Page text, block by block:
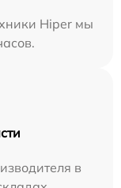
Hiper мы
в